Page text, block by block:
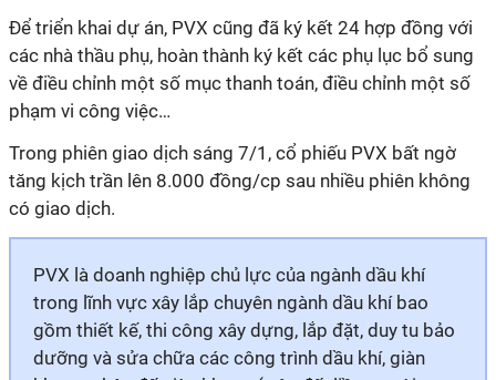
Để triển khai dự án, PVX cũng đã ký kết 24 hợp đồng với
các nhà thầu phụ, hoàn thành ký kết các phụ lục bổ sung
về điều chỉnh một số mục thanh toán, điều chỉnh một số
phạm vi công việc…
Trong phiên giao dịch sáng 7/1, cổ phiếu PVX bất ngờ
tăng kịch trần lên 8.000 đồng/cp sau nhiều phiên không
có giao dịch.
PVX là doanh nghiệp chủ lực của ngành dầu khí
trong lĩnh vực xây lắp chuyên ngành dầu khí bao
gồm thiết kế, thi công xây dựng, lắp đặt, duy tu bảo
dưỡng và sửa chữa các công trình dầu khí, giàn